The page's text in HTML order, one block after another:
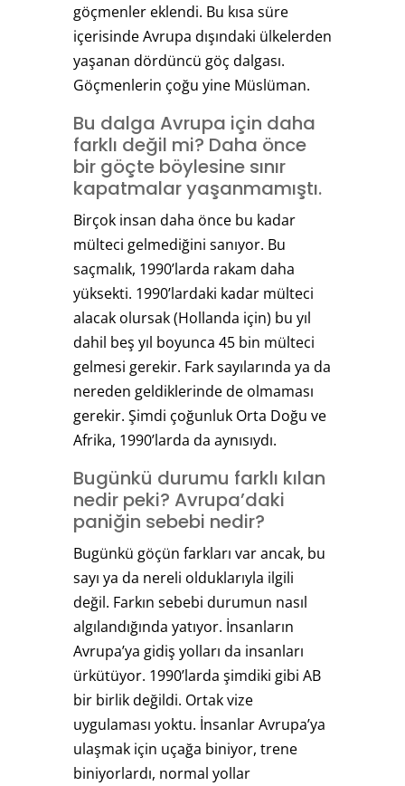
göçmenler eklendi. Bu kısa süre
içerisinde Avrupa dışındaki ülkelerden
yaşanan dördüncü göç dalgası.
Göçmenlerin çoğu yine Müslüman.
Bu dalga Avrupa için daha
farklı değil mi? Daha önce
bir göçte böylesine sınır
kapatmalar yaşanmamıştı.
Birçok insan daha önce bu kadar
mülteci gelmediğini sanıyor. Bu
saçmalık, 1990’larda rakam daha
yüksekti. 1990’lardaki kadar mülteci
alacak olursak (Hollanda için) bu yıl
dahil beş yıl boyunca 45 bin mülteci
gelmesi gerekir. Fark sayılarında ya da
nereden geldiklerinde de olmaması
gerekir. Şimdi çoğunluk Orta Doğu ve
Afrika, 1990’larda da aynısıydı.
Bugünkü durumu farklı kılan
nedir peki? Avrupa’daki
paniğin sebebi nedir?
Bugünkü göçün farkları var ancak, bu
sayı ya da nereli olduklarıyla ilgili
değil. Farkın sebebi durumun nasıl
algılandığında yatıyor. İnsanların
Avrupa’ya gidiş yolları da insanları
ürkütüyor. 1990’larda şimdiki gibi AB
bir birlik değildi. Ortak vize
uygulaması yoktu. İnsanlar Avrupa’ya
ulaşmak için uçağa biniyor, trene
biniyorlardı, normal yollar